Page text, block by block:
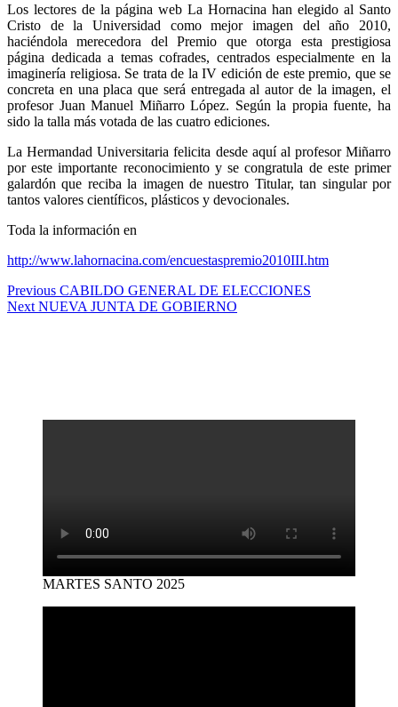
Los lectores de la página web La Hornacina han elegido al Santo
Cristo de la Universidad como mejor imagen del año 2010,
haciéndola merecedora del Premio que otorga esta prestigiosa
página dedicada a temas cofrades, centrados especialmente en la
imaginería religiosa. Se trata de la IV edición de este premio, que se
concreta en una placa que será entregada al autor de la imagen, el
profesor Juan Manuel Miñarro López. Según la propia fuente, ha
sido la talla más votada de las cuatro ediciones.
La Hermandad Universitaria felicita desde aquí al profesor Miñarro
por este importante reconocimiento y se congratula de este primer
galardón que reciba la imagen de nuestro Titular, tan singular por
tantos valores científicos, plásticos y devocionales.
Toda la información en
http://www.lahornacina.com/encuestaspremio2010III.htm
Navegación
de
Previous Previous
post:
CABILDO GENERAL DE ELECCIONES
Next Next
NUEVA JUNTA DE GOBIERNO
MARTES SANTO 2025